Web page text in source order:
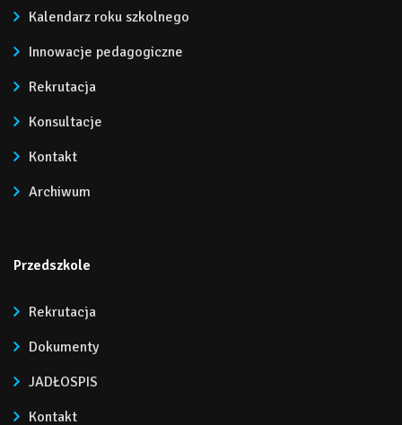
Kalendarz roku szkolnego
Innowacje pedagogiczne
Rekrutacja
Konsultacje
Kontakt
Archiwum
Przedszkole
Rekrutacja
Dokumenty
JADŁOSPIS
Kontakt